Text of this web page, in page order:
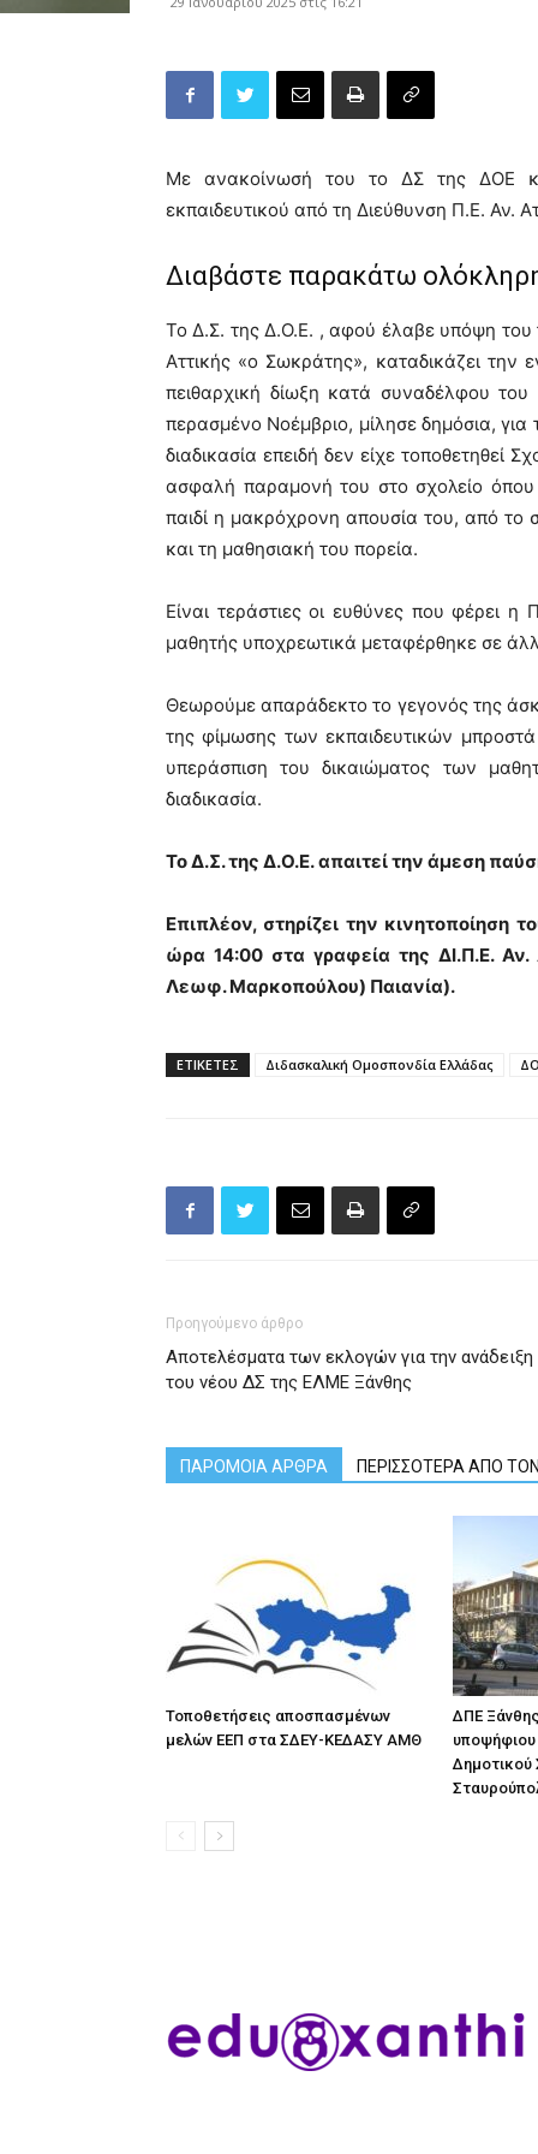
Με ανακοίνωσή του το ΔΣ της ΔΟΕ
εκπαιδευτικού από τη Διεύθυνση Π.Ε. Αν.
Διαβάστε παρακάτω
Το Δ.Σ. της Δ.Ο.Ε. , αφού έλαβε υπόψη του
Αττικής «ο Σωκράτης», καταδικάζει την
πειθαρχική δίωξη κατά συναδέλφου του
περασμένο Νοέμβριο, μίλησε δημόσια,
διαδικασία επειδή δεν είχε τοποθετηθεί
ασφαλή παραμονή του στο σχολείο όπου
παιδί η μακρόχρονη απουσία του, από το
και τη μαθησιακή του πορεία.
Είναι τεράστιες οι ευθύνες που φέρει η
μαθητής υποχρεωτικά μεταφέρθηκε σε
Θεωρούμε απαράδεκτο το γεγονός της
της φίμωσης των εκπαιδευτικών
υπεράσπιση του δικαιώματος των
διαδικασία.
Το Δ.Σ. της Δ.Ο.Ε. απαιτεί την άμεση
Επιπλέον, στηρίζει την κινητοποίηση
ώρα 14:00 στα γραφεία της ΔΙ.Π.Ε. Αν.
Λεωφ. Μαρκοπούλου) Παιανία).
ΕΤΙΚΕΤΕΣ Διδασκαλική Ομοσπονδία Ελλάδας
Προηγούμενο άρθρο
Αποτελέσματα των εκλογών για την ανάδειξη
του νέου ΔΣ της ΕΛΜΕ Ξάνθης
ΠΑΡΟΜΟΙΑ ΑΡΘΡΑ ΠΕΡΙΣΣΟΤΕΡΑ ΑΠΟ
Τοποθετήσεις αποσπασμένων
μελών ΕΕΠ στα ΣΔΕΥ-ΚΕΔΑΣΥ ΑΜΘ
ΔΠΕ
υποψήφιου
Δημοτικού